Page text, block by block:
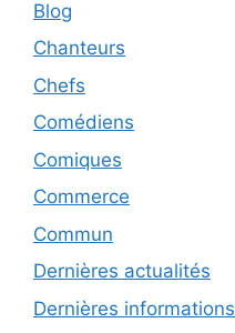
Blog
Chanteurs
Chefs
Comédiens
Comiques
Commerce
Commun
Dernières actualités
Dernières informations